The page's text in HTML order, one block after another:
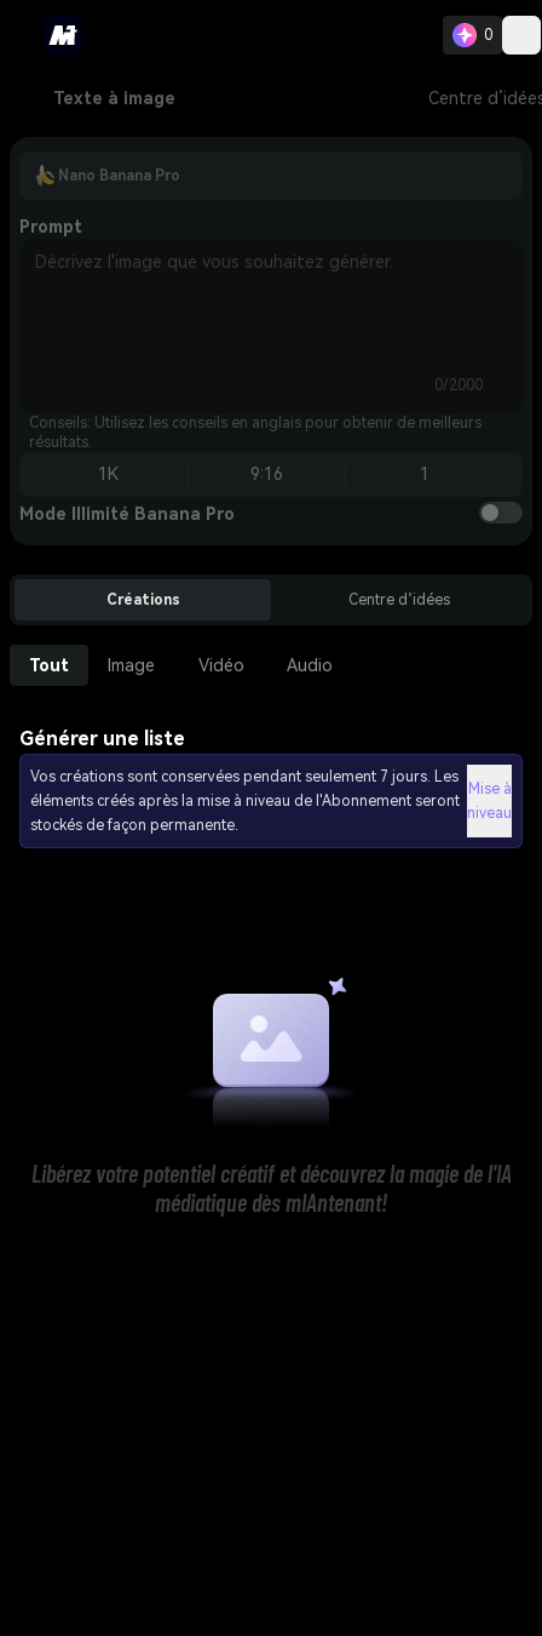
0
Texte à image Centre
Nano Banana Pro
Prompt
0/2000
Conseils: Utilisez les conseils en anglais pour obtenir de meilleurs
résultats.
1K 9:16 1
Mode Illimité Banana Pro
Créations Centre d’idées
Tout Image Vidéo Audio
Générer une liste
Vos créations sont conservées pendant seulement 7 jours. Les
éléments créés après la mise à niveau de l'Abonnement seront
stockés de façon permanente.
Mise à
niveau
Libérez votre potentiel créatif et découvrez la magie de l'IA
médiatique dès mIAntenant!